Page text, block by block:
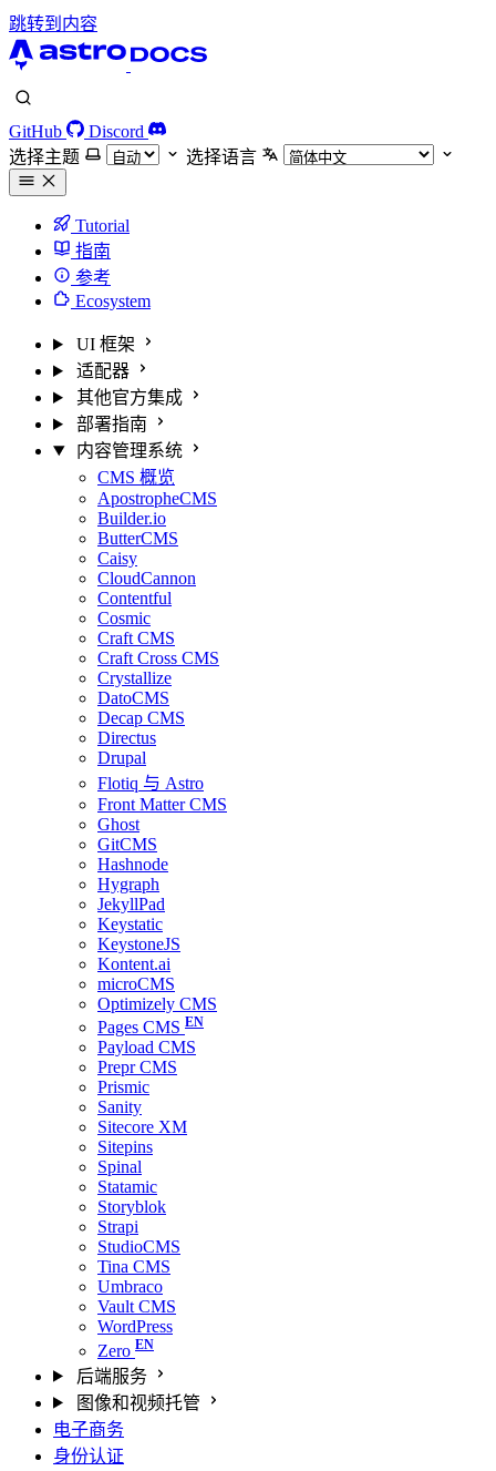
跳转到内容
GitHub
Discord
选择主题
选择语言
Tutorial
指南
参考
Ecosystem
UI 框架
适配器
其他官方集成
部署指南
内容管理系统
CMS 概览
ApostropheCMS
Builder.io
ButterCMS
Caisy
CloudCannon
Contentful
Cosmic
Craft CMS
Craft Cross CMS
Crystallize
DatoCMS
Decap CMS
Directus
Drupal
Flotiq 与 Astro
Front Matter CMS
Ghost
GitCMS
Hashnode
Hygraph
JekyllPad
Keystatic
KeystoneJS
Kontent.ai
microCMS
Optimizely CMS
Pages CMS
Payload CMS
Prepr CMS
Prismic
Sanity
Sitecore XM
Sitepins
Spinal
Statamic
Storyblok
Strapi
StudioCMS
Tina CMS
Umbraco
Vault CMS
WordPress
Zero
后端服务
图像和视频托管
电子商务
身份认证